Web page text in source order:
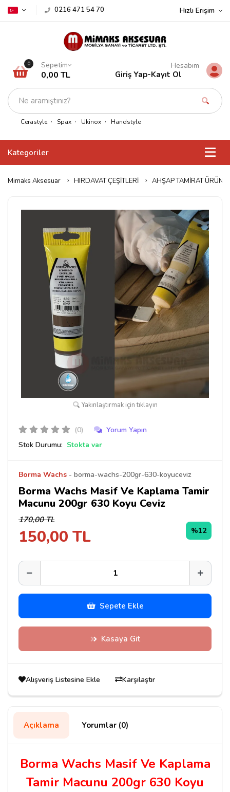
0216 471 54 70 Hızlı Erişim
Cerastyle Spax Ukinox Handstyle
0 Sepetim
0,00 TL
Hesabım
Giriş Yap-Kayıt Ol
Kategoriler
Mimaks Aksesuar HIRDAVAT ÇEŞİTLERİ AHŞAP TAMİRAT
Yakınlaştırmak için tıklayın
(0)
Yorum Yapın
Stok Durumu: Stokta var
Borma Wachs - borma-wachs-200gr-630-koyuceviz
Borma Wachs Masif Ve Kaplama Tamir
Macunu 200gr 630 Koyu Ceviz
170,00 TL
150,00 TL %12
Sepete Ekle
Kasaya Git
Alışveriş Listesine Ekle Karşılaştır
Açıklama Yorumlar (0)
Borma Wachs Masif Ve Kaplama
Tamir Macunu 200gr 630 Koyu